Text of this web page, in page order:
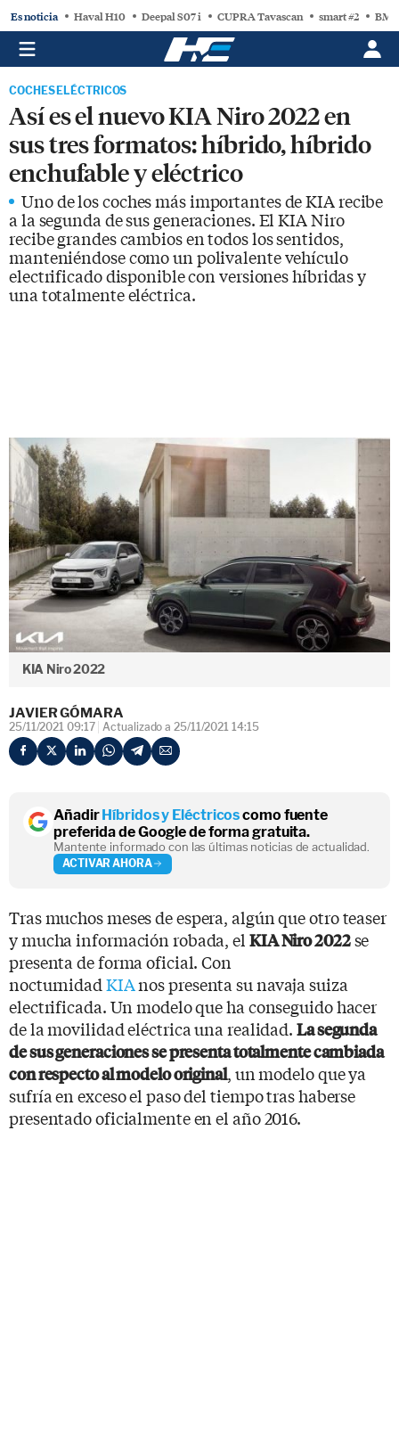
Es noticia Haval H10 Deepal S07 i CUPRA Tavascan smart #2
COCHES ELÉCTRICOS
Así es el nuevo KIA Niro 2022 en
sus tres formatos: híbrido, híbrido
enchufable y eléctrico
Uno de los coches más importantes de KIA recibe
a la segunda de sus generaciones. El KIA Niro
recibe grandes cambios en todos los sentidos,
manteniéndose como un polivalente vehículo
electrificado disponible con versiones híbridas y
una totalmente eléctrica.
KIA Niro 2022
JAVIER GÓMARA
25/11/2021 09:17 Actualizado a 25/11/2021 14:15
AñadirHíbridos y Eléctricoscomo fuente
preferida de Google de forma gratuita.
Mantente informado con las últimas noticias de actualidad.
ACTIVAR AHORA
Tras muchos meses de espera, algún que otro teaser
y mucha información robada, el KIA Niro 2022se
presenta de forma oficial. Con
nocturnidadKIAnos presenta su navaja suiza
electrificada. Un modelo que ha conseguido hacer
de la movilidad eléctrica una realidad. La segunda
de sus generaciones se presenta totalmente cambiada
con respecto al modelo original, un modelo que ya
sufría en exceso el paso del tiempo tras haberse
presentado oficialmente en el año 2016.